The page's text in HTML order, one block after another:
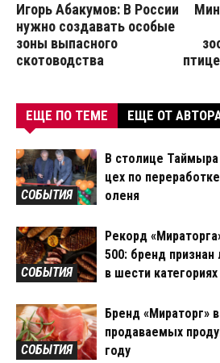
Игорь Абакумов: В России
нужно создавать особые
зоны выпасного
скотоводства
ЕЩЕ ПО ТЕМЕ ЕЩЕ ОТ
СОБЫТИЯ
В столице
цех по
оленя
СОБЫТИЯ
Рекорд
500: бренд
в шести категориях
СОБЫТИЯ
Бренд «Мираторг»
продаваемых
году